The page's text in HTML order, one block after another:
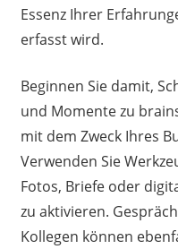
Essenz Ihrer
erfasst wird.
Beginnen Sie damit,
und Momente zu
mit dem Zweck Ihres
Verwenden Sie
Fotos, Briefe oder
zu aktivieren.
Kollegen können